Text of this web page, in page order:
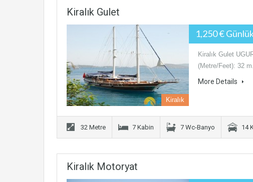
Kiralık Gulet
Kiralık
1,250 €
Kiralık Gulet
(Metre/Feet): 32
More Details
32 Metre 7 Kabin 7 Wc-Banyo 14
Kiralık Motoryat